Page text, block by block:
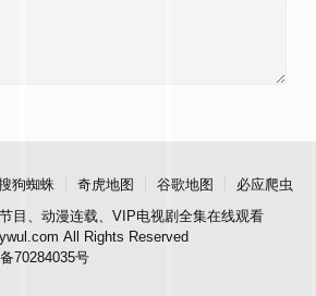
狗蜘蛛 奇虎地图 谷歌地图
必应爬虫
目、动漫连载、VIP电视剧全集在线观看
All Rights Reserved
70284035号